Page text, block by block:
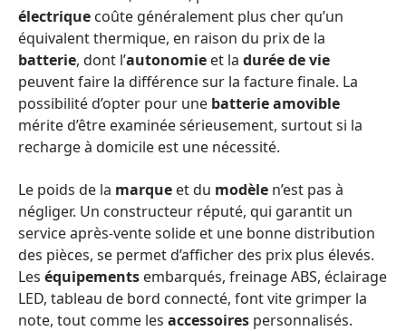
électrique coûte généralement plus cher qu’un
équivalent thermique, en raison du prix de la
batterie, dont l’autonomie et la durée de vie
peuvent faire la différence sur la facture finale. La
possibilité d’opter pour une batterie amovible
mérite d’être examinée sérieusement, surtout si la
recharge à domicile est une nécessité.
Le poids de la marque et du modèle n’est pas à
négliger. Un constructeur réputé, qui garantit un
service après-vente solide et une bonne distribution
des pièces, se permet d’afficher des prix plus élevés.
Les équipements embarqués, freinage ABS, éclairage
LED, tableau de bord connecté, font vite grimper la
note, tout comme les accessoires personnalisés.